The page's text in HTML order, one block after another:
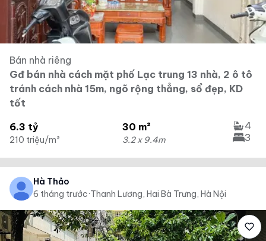
Bán nhà riêng
Gđ bán nhà cách mặt phố Lạc trung 13 nhà, 2 ô tô
tránh cách nhà 15m, ngõ rộng thẳng, sổ đẹp, KD
tốt
6.3 tỷ
210 triệu/m²
30 m²
3.2 x 9.4m
4
3
Hà Thảo
6 tháng trước·Thanh Lương, Hai Bà Trưng, Hà Nội